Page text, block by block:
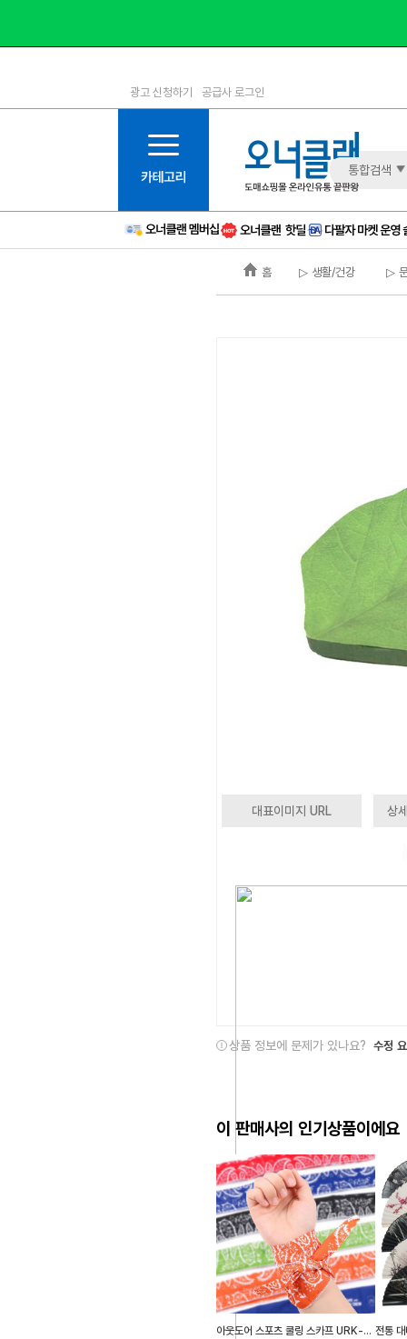
1등급
6등급
11등급
12등급
15등급
16등급
광고 신청하기 공급사 로그인
통합검색
홈 ▷ 생활/건강 ▷
대표이미지 URL 상
상품 정보에 문제가 있나요? 수정
이 판매사의 인기상품이에요
아웃도어 스포츠 쿨링 스카프 URK-317